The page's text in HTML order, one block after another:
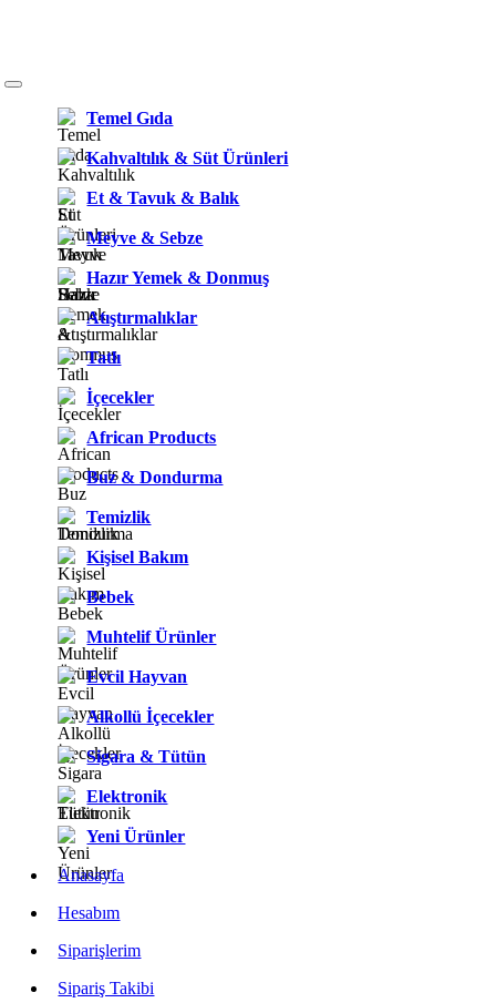
Temel Gıda
Kahvaltılık & Süt Ürünleri
Et & Tavuk & Balık
Meyve & Sebze
Hazır Yemek & Donmuş
Atıştırmalıklar
Tatlı
İçecekler
African Products
Buz & Dondurma
Temizlik
Kişisel Bakım
Bebek
Muhtelif Ürünler
Evcil Hayvan
Alkollü İçecekler
Sigara & Tütün
Elektronik
Yeni Ürünler
Anasayfa
Hesabım
Siparişlerim
Sipariş Takibi